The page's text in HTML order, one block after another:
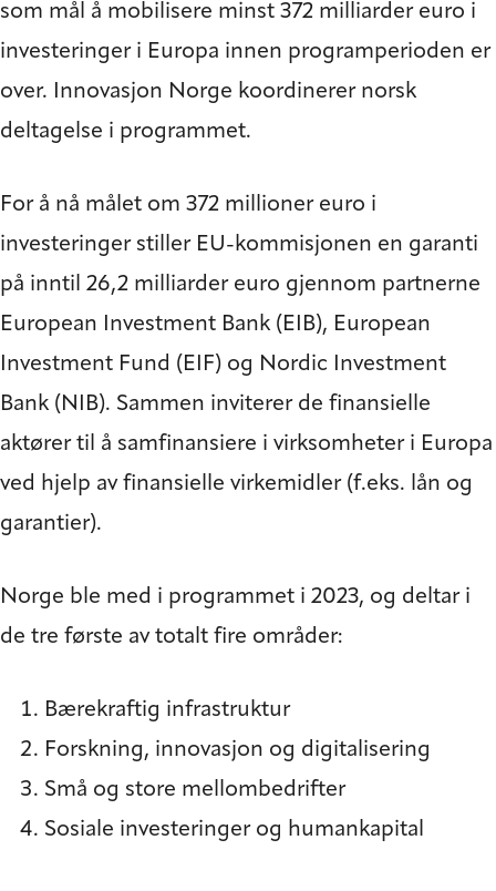
som mål å mobilisere minst 372 milliarder euro i
investeringer i Europa innen programperioden er
over. Innovasjon Norge koordinerer norsk
deltagelse i programmet.
For å nå målet om 372 millioner euro i
investeringer stiller EU-kommisjonen en garanti
på inntil 26,2 milliarder euro gjennom partnerne
European Investment Bank (EIB), European
Investment Fund (EIF) og Nordic Investment
Bank (NIB). Sammen inviterer de finansielle
aktører til å samfinansiere i virksomheter i Europa
ved hjelp av finansielle virkemidler (f.eks. lån og
garantier).
Norge ble med i programmet i 2023, og deltar i
de tre første av totalt fire områder:
Bærekraftig infrastruktur
Forskning, innovasjon og digitalisering
Små og store mellombedrifter
Sosiale investeringer og humankapital